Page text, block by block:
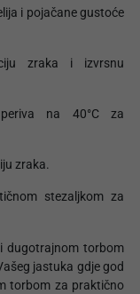
i pojačane gustoće
zraka i izvrsnu
na 40°C za
zraka.
stezaljkom za
dugotrajnom torbom
jastuka gdje god
torbom za praktično